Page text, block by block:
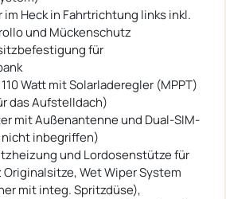
Heck in Fahrtrichtung links inkl.
und Mückenschutz
für
Watt mit Solarladeregler (MPPT)
das Aufstelldach)
mit Außenantenne und Dual-SIM-
nicht inbegriffen)
und Lordosenstütze für
Originalsitze, Wet Wiper System
mit integ. Spritzdüse),